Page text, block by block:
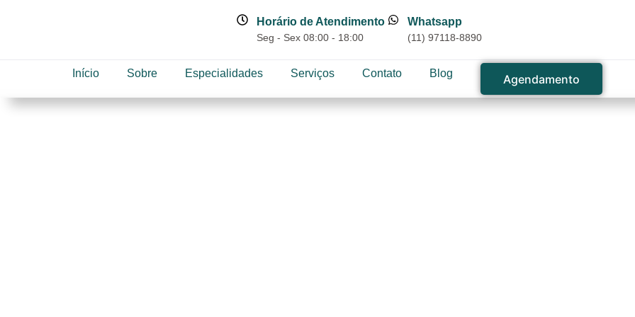
Horário de Atendimento
Seg - Sex 08:00 - 18:00
Whatsapp
(11) 97118-8890
Início Sobre Especialidades Serviços Contato Blog Agendamento